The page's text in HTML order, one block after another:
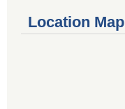
Location Map